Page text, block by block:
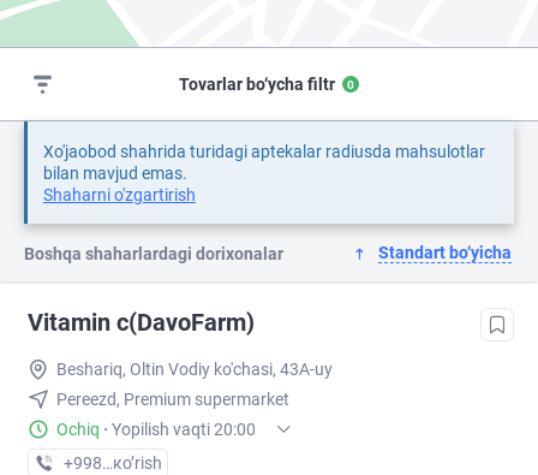
Tovarlar bo‘ycha filtr 0
Xo'jaobod shahrida turidagi aptekalar radiusda mahsulotlar
bilan mavjud emas.
Shaharni o'zgartirish
Boshqa shaharlardagi dorixonalar Standart bo‘yicha
Vitamin c(DavoFarm)
Beshariq, Oltin Vodiy ko'chasi, 43A-uy
Pereezd, Premium supermarket
Ochiq · Yopilish vaqti 20:00
+998 (88) XXX-XX-XX
кo’rish